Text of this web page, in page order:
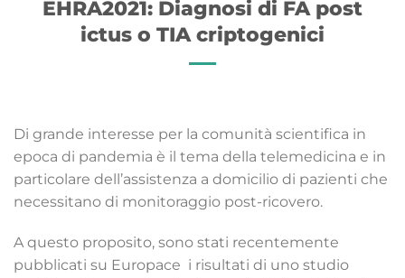
EHRA2021: Diagnosi di FA post
ictus o TIA criptogenici
Di grande interesse per la comunità scientifica in
epoca di pandemia è il tema della telemedicina e in
particolare dell’assistenza a domicilio di pazienti che
necessitano di monitoraggio post-ricovero.
A questo proposito, sono stati recentemente
pubblicati su Europace i risultati di uno studio